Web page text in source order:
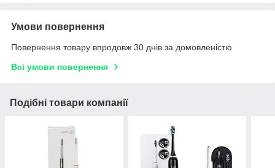
Умови повернення
Повернення товару впродовж 30 днів за домовленістю
Всі умови повернення
Подібні товари компанії